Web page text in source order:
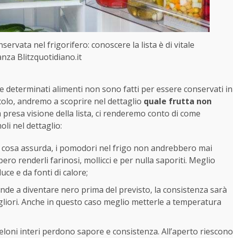
nel frigorifero: conoscere la lista è di vitale
Blitzquotidiano.it
determinati alimenti non sono fatti per essere conservati in
andremo a scoprire nel dettaglio quale frutta non
presa visione della lista, ci renderemo conto di come
nel dettaglio:
assurda, i pomodori nel frigo non andrebbero mai
renderli farinosi, mollicci e per nulla saporiti. Meglio
e da fonti di calore;
a diventare nero prima del previsto, la consistenza sarà
Anche in questo caso meglio metterle a temperatura
interi perdono sapore e consistenza. All’aperto riescono